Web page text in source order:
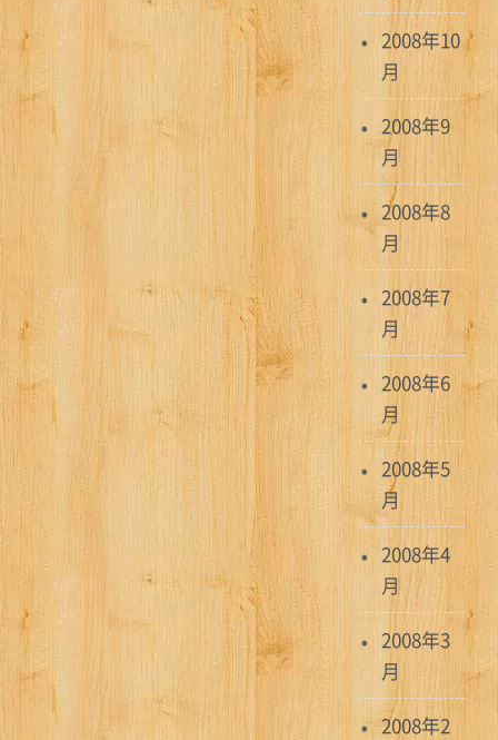
2008年10
月
2008年9
月
2008年8
月
2008年7
月
2008年6
月
2008年5
月
2008年4
月
2008年3
月
2008年2